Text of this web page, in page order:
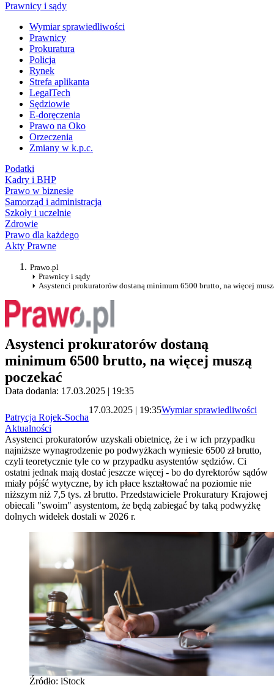
Prawnicy i sądy
Wymiar sprawiedliwości
Prawnicy
Prokuratura
Policja
Rynek
Strefa aplikanta
LegalTech
Sędziowie
E-doręczenia
Prawo na Oko
Orzeczenia
Zmiany w k.p.c.
Podatki
Kadry i BHP
Prawo w biznesie
Samorząd i administracja
Szkoły i uczelnie
Zdrowie
Prawo dla każdego
Akty Prawne
Prawo.pl
Prawnicy i sądy
Asystenci prokuratorów dostaną minimum 6500 brutto, na więcej
Asystenci prokuratorów dostaną
minimum 6500 brutto, na więcej muszą
poczekać
Data dodania: 17.03.2025 | 19:35
Patrycja Rojek-Socha
17.03.2025 | 19:35Wymiar sprawiedliwości
Aktualności
Asystenci prokuratorów uzyskali obietnicę, że i w ich przypadku
najniższe wynagrodzenie po podwyżkach wyniesie 6500 zł brutto,
czyli teoretycznie tyle co w przypadku asystentów sędziów. Ci
ostatni jednak mają dostać jeszcze więcej - bo do dyrektorów sądów
miały pójść wytyczne, by ich płace kształtować na poziomie nie
niższym niż 7,5 tys. zł brutto. Przedstawiciele Prokuratury Krajowej
obiecali "swoim" asystentom, że będą zabiegać by taką podwyżkę
dolnych widełek dostali w 2026 r.
Źródło: iStock